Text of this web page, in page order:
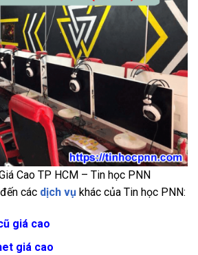
Cao TP HCM – Tin học PNN
các dịch vụ khác của Tin học PNN:
giá cao
giá cao